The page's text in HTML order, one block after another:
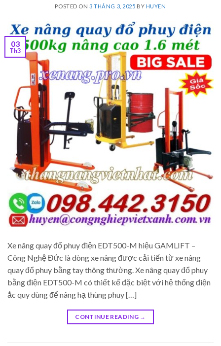
POSTED ON3 THÁNG 3, 2025 BY HUYEN
03
Th3
Xe nâng quay đổ phuy điện EDT500-M hiệu GAMLIFT –
Công Nghệ Đức là dòng xe nâng được cải tiến từ xe nâng
quay đổ phuy bằng tay thông thường. Xe nâng quay đổ phuy
bằng điện EDT500-M có thiết kế đặc biệt với hệ thống điện
ắc quy dùng để nâng hạ thùng phuy […]
CONTINUE READING →